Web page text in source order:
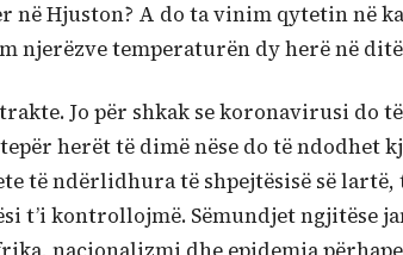
në Hjuston? A do ta vinim qytetin në
njerëzve temperaturën dy herë në
Jo për shkak se koronavirusi do
herët të dimë nëse do të ndodhet
të ndërlidhura të shpejtësisë së
t’i kontrollojmë. Sëmundjet ngjitëse